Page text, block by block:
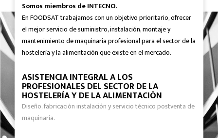
Somos miembros de INTECNO.
En FOODSAT trabajamos con un objetivo prioritario, ofrecer
el mejor servicio de suministro, instalación, montaje y
mantenimiento de maquinaria profesional para el sector de la
hostelería y la alimentación que existe en el mercado.
ASISTENCIA INTEGRAL A LOS
PROFESIONALES DEL SECTOR DE LA
HOSTELERÍA Y DE LA ALIMENTACIÓN
Diseño, fabricación instalación y servicio técnico postventa de
maquinaria.